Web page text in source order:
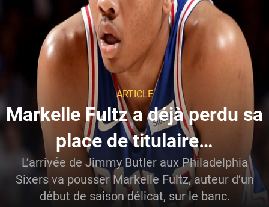
ARTICLE
Markelle Fultz a déjà perdu sa
place de titulaire…
L’arrivée de Jimmy Butler aux Philadelphia
Sixers va pousser Markelle Fultz, auteur d’un
début de saison délicat, sur le banc.